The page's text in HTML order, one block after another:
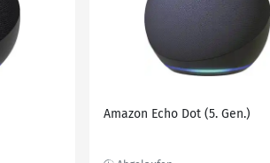
Amazon Echo Dot (5. Gen.)